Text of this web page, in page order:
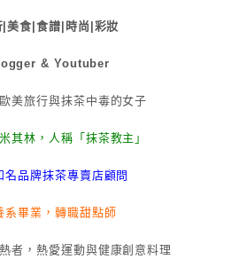
|美食|食譜|時尚|彩妝
& Youtuber
美旅行與抹茶中毒的女子
其林，人稱「抹茶教主」
名品牌抹茶專賣店顧問
系畢業，轉職甜點師
者，熱愛運動與健康創意料理